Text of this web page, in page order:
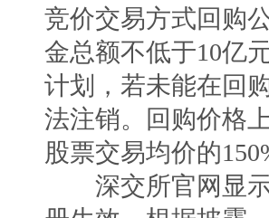
竞价交易方式回购
金总额不低于10亿
计划，若未能在回
法注销。回购价格
股票交易均价的
深交所官网显示